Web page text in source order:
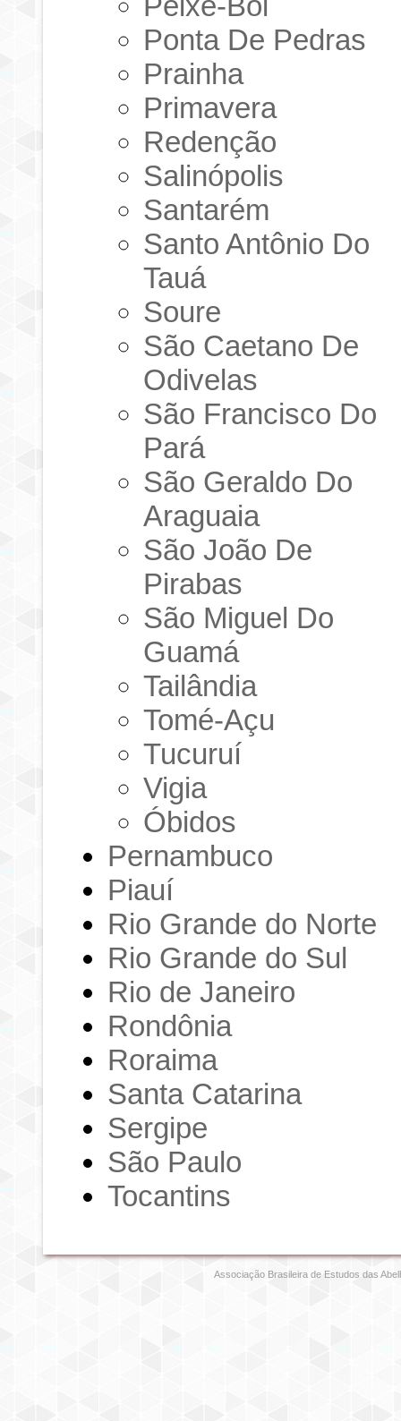
Ponta De Pedras
Prainha
Primavera
Redenção
Salinópolis
Santarém
Santo Antônio Do
Tauá
Soure
São Caetano De
Odivelas
São Francisco Do
Pará
São Geraldo Do
Araguaia
São João De
Pirabas
São Miguel Do
Guamá
Tailândia
Tomé-Açu
Tucuruí
Vigia
Óbidos
Pernambuco
Piauí
Rio Grande do Norte
Rio Grande do Sul
Rio de Janeiro
Rondônia
Roraima
Santa Catarina
Sergipe
São Paulo
Tocantins
Associação Brasileira de Estudos das